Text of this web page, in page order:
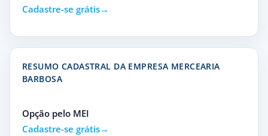
Cadastre-se grátis
RESUMO CADASTRAL DA EMPRESA MERCEARIA
BARBOSA
Opção pelo MEI
Cadastre-se grátis